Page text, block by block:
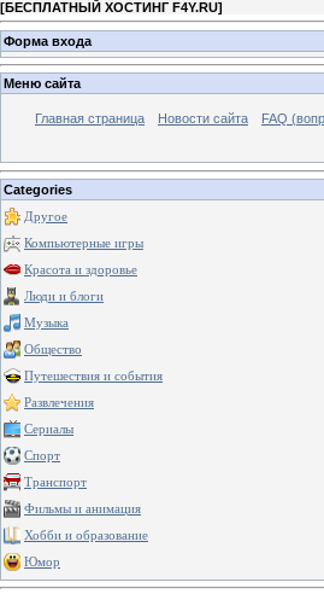
[БЕСПЛАТНЫЙ ХОСТИНГ F4Y.RU]
Форма входа
Меню сайта
Главная страница Новости сайта FAQ
Categories
Другое
Компьютерные игры
Красота и здоровье
Люди и блоги
Музыка
Общество
Путешествия и события
Развлечения
Сериалы
Спорт
Транспорт
Фильмы и анимация
Хобби и образование
Юмор